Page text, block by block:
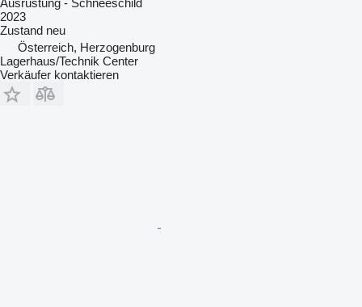
2023
Zustand neu
Österreich, Herzogenburg
Lagerhaus/Technik Center
Verkäufer kontaktieren